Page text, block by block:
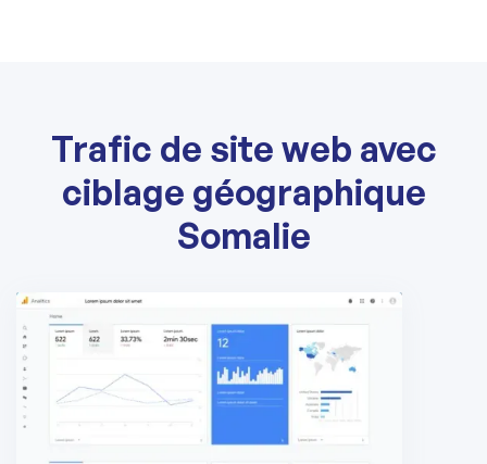
Trafic de site web avec
ciblage géographique
Somalie